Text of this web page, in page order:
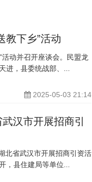
教下乡”活动
动并召开座谈会。民盟龙
进，县委统战部、...
2025-05-03 21:14
汉市开展招商引
北省武汉市开展招商引资活
，县住建局等单位...